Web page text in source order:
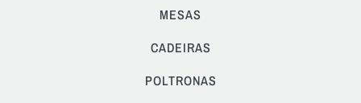
MESAS
CADEIRAS
POLTRONAS